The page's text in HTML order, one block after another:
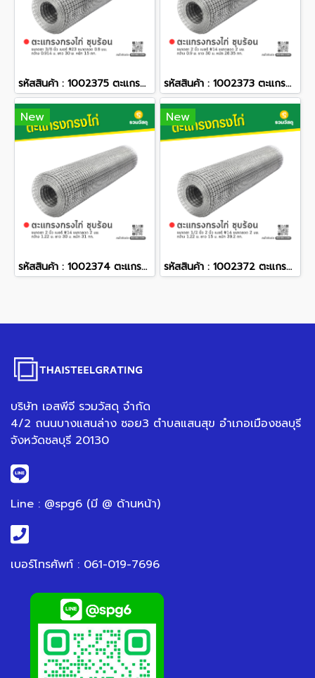
รหัสสินค้า : 1002375 ตะแกรงกรงไก่ ชุบร้อน ขนาดตา 3/8 นิ้ว เบอร์ #23 ขนาดลวด 0.8 มม. กว้าง 0.914 ม. ยาว 30 ม. หนัก 15 กก. รหัสสินค้า : 1002373 ตะแกรงกรงไก่ ชุบร้อน ขนาดตา 2 นิ้ว เบอร์ #14 ขนาดลวด 2 มม. กว้าง 0.9 ม. ยาว 30 ม. หนัก 26.35 กก.
New
รหัสสินค้า : 1002374 ตะแกรงกรงไก่ ชุบร้อน ขนาดตา 2 นิ้ว เบอร์ #14 ขนาดลวด 2 มม. กว้าง 1.22 ม. ยาว 30 ม. หนัก 31 กก.
New
รหัสสินค้า : 1002372 ตะแกรงกรงไก่ ชุบร้อน ขนาดตา 1/2 นิ้ว 2 นิ้ว เบอร์ #14 ขนาดลวด 2 มม. กว้าง 1.22 ม. ยาว 15 ม. หนัก 39.2 กก.
บริษัท เอสพีจี รวมวัสดุ จำกัด
4/2 ถนนบางแสนล่าง ซอย3 ตำบลแสนสุข อำเภอเมืองชลบุรี
จังหวัดชลบุรี 20130
Line : @spg6 (มี @ ด้านหน้า)
เบอร์โทรศัพท์ : 061-019-7696